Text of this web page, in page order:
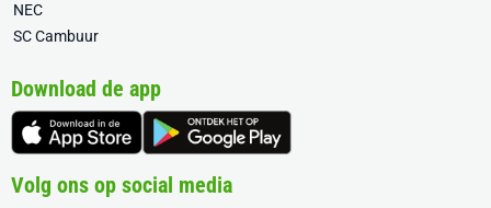
NEC
SC Cambuur
Download de app
Volg ons op social media